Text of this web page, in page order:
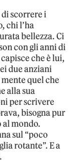
scorrere i
chi l’ha
bellezza. Ci
con gli anni di
che è lui,
due anziani
quel che
alla sua
per scrivere
bisogna pur
al mondo.
sul “poco
rotante”. E a